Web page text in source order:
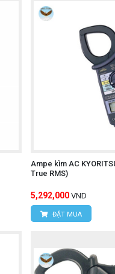
Ampe kìm AC
True RMS)
5,292,000 VND
ĐẶT MUA